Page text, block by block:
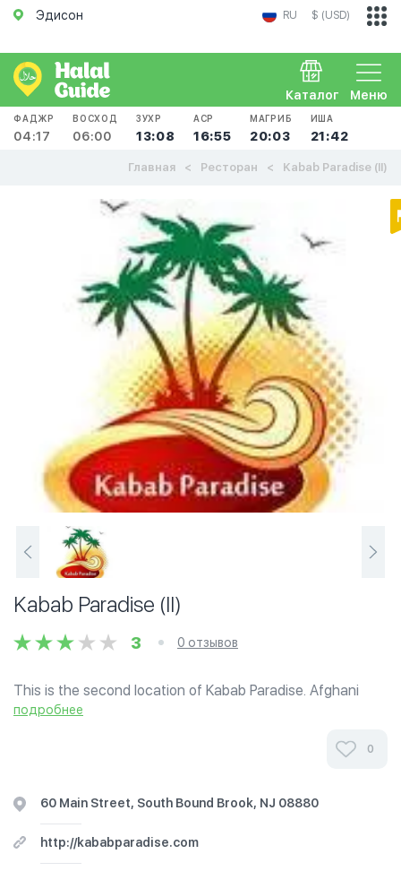
Эдисон RU $ (USD)
Меню
Каталог
ФАДЖР
04:17
ВОСХОД
06:00
ЗУХР
13:08
АСР
16:55
МАГРИБ
20:03
ИША
21:42
Главная Ресторан Kabab Paradise (II)
Kabab Paradise (II)
3 0 отзывов
This is the second location of Kabab Paradise. Afghani
Kababs, Gyros, Burgers etc. Nice food, very economical,
подробнее
0
60 Main Street, South Bound Brook, NJ 08880
http://kababparadise.com